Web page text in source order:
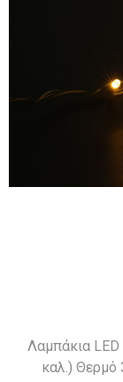
Λαμπάκια
καλ.) Θερμό